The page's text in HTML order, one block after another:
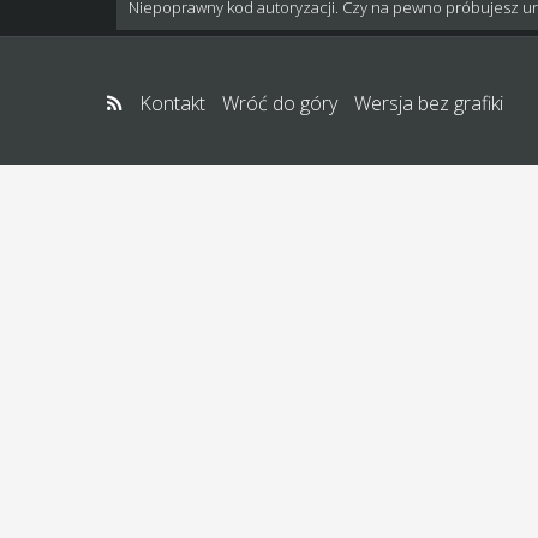
Niepoprawny kod autoryzacji. Czy na pewno próbujesz
Kontakt Wróć do góry Wersja bez grafiki